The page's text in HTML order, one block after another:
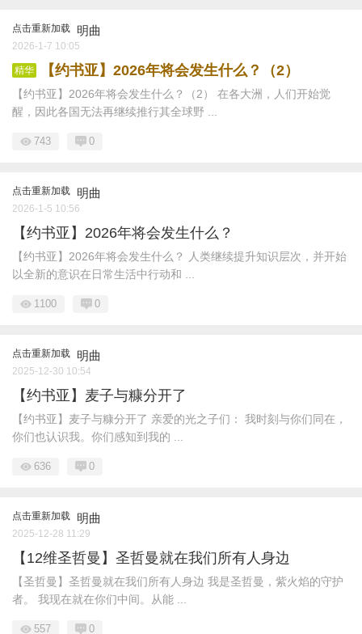
点击重新加载 明曲
2026-1-7 10:05
精华 【约书亚】2026年将会发生什么？（2）
【约书亚】2026年将会发生什么？（2） 在各大洲，人们开始觉
醒，因此各国无法再继续推行其全球野 ...
743 0
点击重新加载 明曲
2026-1-5 10:56
【约书亚】2026年将会发生什么？
【约书亚】2026年将会发生什么？ 人类继续提升知识层次，并开始
以全新的意识在日常生活中行动和 ...
1100 0
点击重新加载 明曲
2025-12-30 10:54
【约书亚】麦子与糠分开了
【约书亚】麦子与糠分开了 亲爱的光之子们： 我时刻与你们同在，
你们也认识我。你们感知到我的 ...
636 0
点击重新加载 明曲
2025-12-28 11:29
【12维圣哲曼】圣哲曼就在我们所有人身边
【圣哲曼】圣哲曼就在我们所有人身边 我是圣哲曼，紫火焰的守护
者。 我现在就在你们中间。从能 ...
557 0